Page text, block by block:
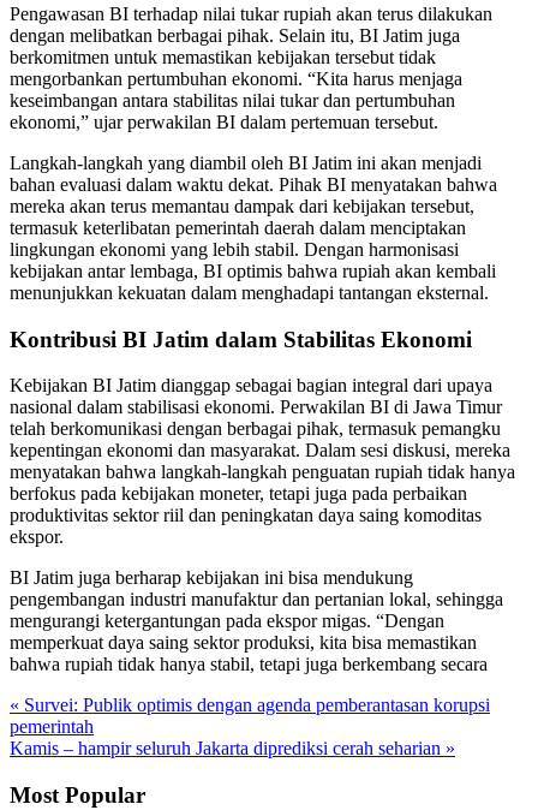
Pengawasan BI terhadap nilai tukar rupiah akan terus dilakukan
dengan melibatkan berbagai pihak. Selain itu, BI Jatim juga
berkomitmen untuk memastikan kebijakan tersebut tidak
mengorbankan pertumbuhan ekonomi. “Kita harus menjaga
keseimbangan antara stabilitas nilai tukar dan pertumbuhan
ekonomi,” ujar perwakilan BI dalam pertemuan tersebut.
Langkah-langkah yang diambil oleh BI Jatim ini akan menjadi
bahan evaluasi dalam waktu dekat. Pihak BI menyatakan bahwa
mereka akan terus memantau dampak dari kebijakan tersebut,
termasuk keterlibatan pemerintah daerah dalam menciptakan
lingkungan ekonomi yang lebih stabil. Dengan harmonisasi
kebijakan antar lembaga, BI optimis bahwa rupiah akan kembali
menunjukkan kekuatan dalam menghadapi tantangan eksternal.
Kontribusi BI Jatim dalam Stabilitas Ekonomi
Kebijakan BI Jatim dianggap sebagai bagian integral dari upaya
nasional dalam stabilisasi ekonomi. Perwakilan BI di Jawa Timur
telah berkomunikasi dengan berbagai pihak, termasuk pemangku
kepentingan ekonomi dan masyarakat. Dalam sesi diskusi, mereka
menyatakan bahwa langkah-langkah penguatan rupiah tidak hanya
berfokus pada kebijakan moneter, tetapi juga pada perbaikan
produktivitas sektor riil dan peningkatan daya saing komoditas
ekspor.
BI Jatim juga berharap kebijakan ini bisa mendukung
pengembangan industri manufaktur dan pertanian lokal, sehingga
mengurangi ketergantungan pada ekspor migas. “Dengan
memperkuat daya saing sektor produksi, kita bisa memastikan
bahwa rupiah tidak hanya stabil, tetapi juga berkembang secara
« Survei: Publik optimis dengan agenda pemberantasan korupsi
pemerintah
Kamis – hampir seluruh Jakarta diprediksi cerah seharian »
Most Popular